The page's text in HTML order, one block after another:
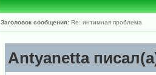
Заголовок сообщения: Re: интимная проблема
Antyanetta